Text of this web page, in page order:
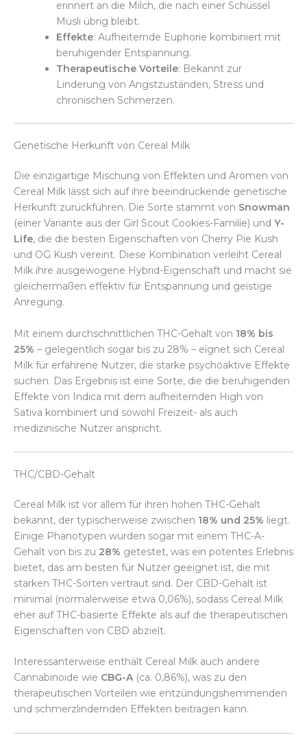
erinnert an die Milch, die nach einer Schüssel
Müsli übrig bleibt.
Effekte: Aufheiternde Euphorie kombiniert mit
beruhigender Entspannung.
Therapeutische Vorteile: Bekannt zur
Linderung von Angstzuständen, Stress und
chronischen Schmerzen.
Genetische Herkunft von Cereal Milk
Die einzigartige Mischung von Effekten und Aromen von
Cereal Milk lässt sich auf ihre beeindruckende genetische
Herkunft zurückführen. Die Sorte stammt von Snowman
(einer Variante aus der Girl Scout Cookies-Familie) und Y-
Life, die die besten Eigenschaften von Cherry Pie Kush
und OG Kush vereint. Diese Kombination verleiht Cereal
Milk ihre ausgewogene Hybrid-Eigenschaft und macht sie
gleichermaßen effektiv für Entspannung und geistige
Anregung.
Mit einem durchschnittlichen THC-Gehalt von 18% bis
25% – gelegentlich sogar bis zu 28% – eignet sich Cereal
Milk für erfahrene Nutzer, die starke psychoaktive Effekte
suchen. Das Ergebnis ist eine Sorte, die die beruhigenden
Effekte von Indica mit dem aufheiternden High von
Sativa kombiniert und sowohl Freizeit- als auch
medizinische Nutzer anspricht.
THC/CBD-Gehalt
Cereal Milk ist vor allem für ihren hohen THC-Gehalt
bekannt, der typischerweise zwischen 18% und 25% liegt.
Einige Phänotypen wurden sogar mit einem THC-A-
Gehalt von bis zu 28% getestet, was ein potentes Erlebnis
bietet, das am besten für Nutzer geeignet ist, die mit
starken THC-Sorten vertraut sind. Der CBD-Gehalt ist
minimal (normalerweise etwa 0,06%), sodass Cereal Milk
eher auf THC-basierte Effekte als auf die therapeutischen
Eigenschaften von CBD abzielt.
Interessanterweise enthält Cereal Milk auch andere
Cannabinoide wie CBG-A(ca. 0,86%), was zu den
therapeutischen Vorteilen wie entzündungshemmenden
und schmerzlindernden Effekten beitragen kann.